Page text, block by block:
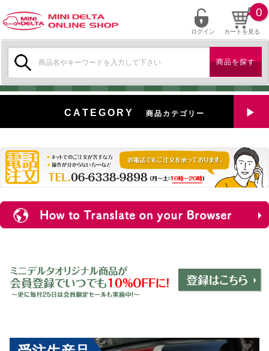
ログイン カートを見る
0
索:
CATEGORY 商品カテゴリー
特選中古車
対象商品
新入荷
ミニデルタオリジナルパーツ
＋
エクステリア